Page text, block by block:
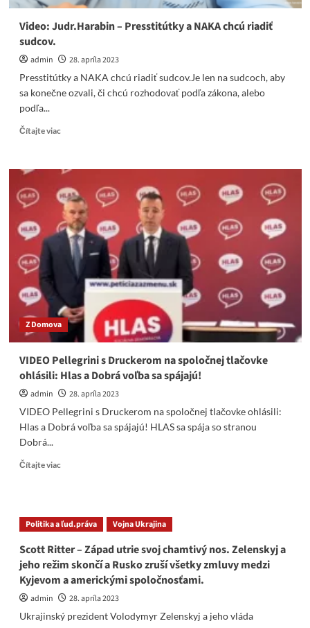
zločinecká
Video: Judr.Harabin – Presstitútky a NAKA chcú riadiť
sudcov.
admin
28. apríla 2023
Presstitútky a NAKA chcú riadiť sudcov.Je len na sudcoch, aby
sa konečne ozvali, či chcú rozhodovať podľa zákona, alebo
podľa...
Čítajte viacRead
Video:
–
Presstitútky
a
NAKA
chcú
riadiť
sudcov.
Z Domova
VIDEO Pellegrini s Druckerom na spoločnej tlačovke
ohlásili: Hlas a Dobrá voľba sa spájajú!
admin
28. apríla 2023
VIDEO Pellegrini s Druckerom na spoločnej tlačovke ohlásili:
Hlas a Dobrá voľba sa spájajú! HLAS sa spája so stranou
Dobrá...
Čítajte viacRead
Pellegrini
s
na
spoločnej
tlačovke
ohlásili:
a
Politika a ľud.práva Vojna Ukrajina
Scott Ritter – Západ utrie svoj chamtivý nos. Zelenskyj a
jeho režim skončí a Rusko zruší všetky zmluvy medzi
Kyjevom a americkými spoločnosťami.
admin
28. apríla 2023
Ukrajinský prezident Volodymyr Zelenskyj a jeho vláda